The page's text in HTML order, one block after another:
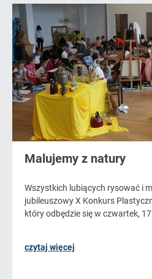
Malujemy z natury
Wszystkich lubiących rysować i
jubileuszowy X Konkurs
który odbędzie się w czwartek,
czytaj więcej